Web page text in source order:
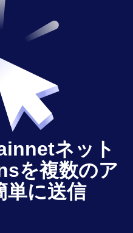
ネット
を複数のア
単に送信